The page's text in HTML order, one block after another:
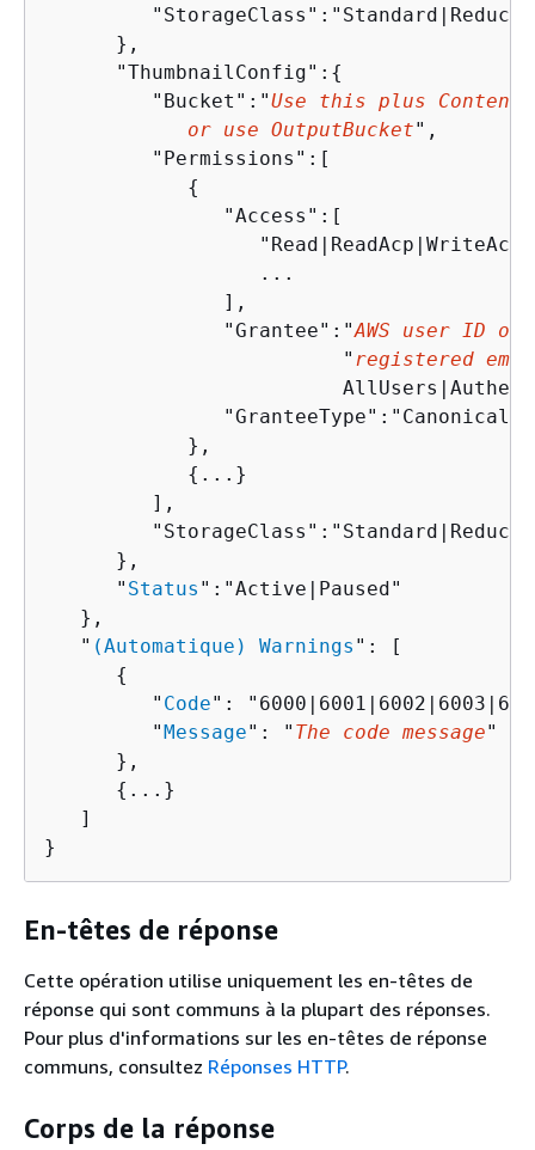
      },
      "ThumbnailConfig":
{
         "Bucket":"
Use this plus
            or use OutputBucket
",
         "Permissions":[
{
               "Access":[
                  ...
               ],
               "Grantee":"
AWS user ID
                         "
registered
            },
{ ...}
         ],
      },
      "
Status ":"Active|Paused"
   },
   "
(Automatique) Warnings ": [
{
         "
Code":
         "
Message": " The code message"
      },
{ ...}
   ]
}
En-têtes de réponse
Cette opération utilise uniquement les en-têtes de
réponse qui sont communs à la plupart des réponses.
Pour plus d'informations sur les en-têtes de réponse
communs, consultez Réponses HTTP.
Corps de la réponse